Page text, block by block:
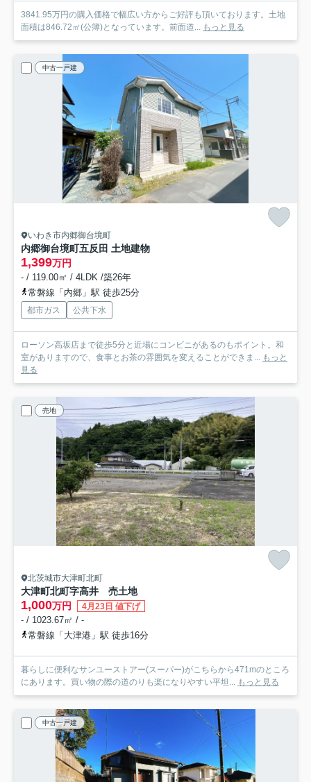
3841.95万円の購入価格で幅広い方からご好評も頂いております。土地
面積は846.72㎡(公簿)となっています。前面道... もっと見る
中古一戸建
いわき市内郷御台境町
内郷御台境町五反田 土地建物
1,399万円
- / 119.00㎡ / 4LDK /築26年
常磐線「内郷」駅 徒歩25分
都市ガス 公共下水
ローソン高坂店まで徒歩5分と近場にコンビニがあるのもポイント。和
室がありますので、食事とお茶の雰囲気を変えることができま... もっと
見る
売地
北茨城市大津町北町
大津町北町字高井 売土地
1,000万円 4月23日 値下げ
- / 1023.67㎡ / -
常磐線「大津港」駅 徒歩16分
暮らしに便利なサンユーストアー(スーパー)がこちらから471mのところ
にあります。買い物の際の道のりも楽になりやすい平坦... もっと見る
中古一戸建